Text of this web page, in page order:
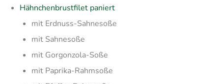
Hähnchenbrustfilet paniert
mit Erdnuss-Sahnesoße
mit Sahnesoße
mit Gorgonzola-Soße
mit Paprika-Rahmsoße